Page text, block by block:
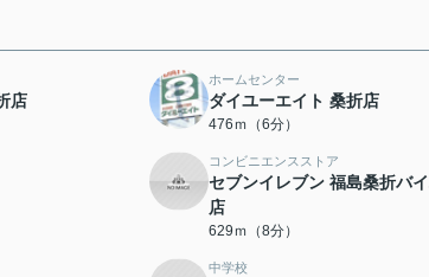
店
ホームセンター
ダイユーエイト 桑折店
476ｍ（6分）
コンビニエンスストア
セブンイレブン 福島桑折バ
店
629ｍ（8分）
中学校